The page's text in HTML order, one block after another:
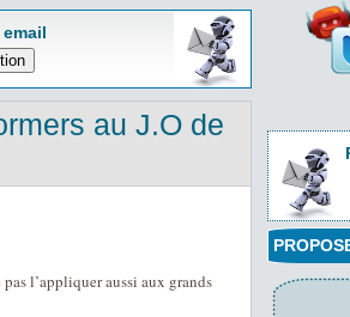
au J.O de
l’appliquer aussi aux grands